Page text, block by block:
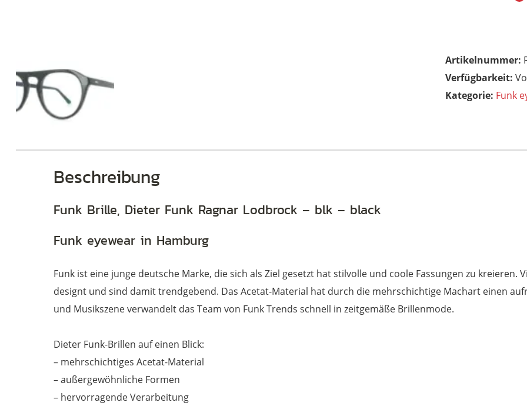
Artikelnummer:
Kategorie: Funk
Beschreibung
Funk Brille, Dieter Funk Ragnar Lodbrock – blk – black
Funk eyewear in Hamburg
Funk ist eine junge deutsche Marke, die sich als Ziel gesetzt hat stilvolle und coole Fassungen zu kreieren.
designt und sind damit trendgebend. Das Acetat-Material hat durch die mehrschichtige Machart einen
und Musikszene verwandelt das Team von Funk Trends schnell in zeitgemäße Brillenmode.
Dieter Funk-Brillen auf einen Blick:
– mehrschichtiges Acetat-Material
– außergewöhnliche Formen
– hervorragende Verarbeitung